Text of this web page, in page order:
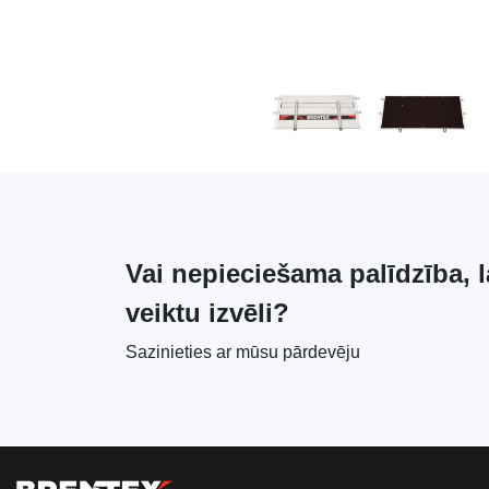
Vai nepieciešama palīdzība,
veiktu izvēli?
Sazinieties ar mūsu pārdevēju